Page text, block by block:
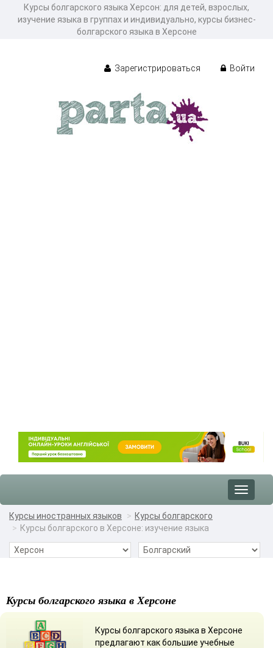
Курсы болгарского языка Херсон: для детей, взрослых,
изучение языка в группах и индивидуально, курсы бизнес-
болгарского языка в Херсоне
Зарегистрироваться Войти
Toggle
Курсы иностранных языков
Курсы болгарского
Курсы болгарского в Херсоне: изучение языка
Курсы болгарского языка в Херсоне
Курсы болгарского языка в Херсоне
предлагают как большие учебные